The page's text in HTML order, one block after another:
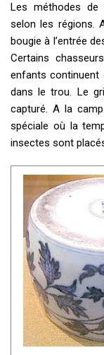
Les méthodes de
selon les régions.
bougie à l’entrée
Certains
enfants continuent
dans le trou. Le
capturé. A la
spéciale où la
insectes sont